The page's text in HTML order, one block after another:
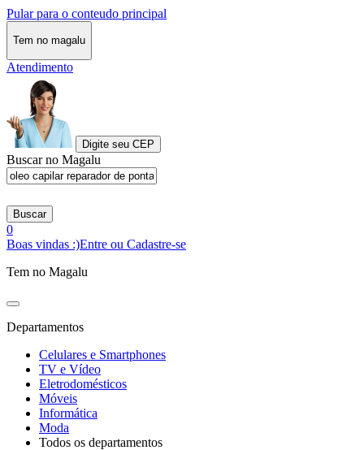
Pular para o conteudo principal
Tem no magalu
Atendimento
Digite seu CEP
Buscar no Magalu
Buscar
0
Boas vindas :)Entre ou Cadastre-se
Tem no Magalu
Departamentos
Celulares e Smartphones
TV e Vídeo
Eletrodomésticos
Móveis
Informática
Moda
Todos os departamentos